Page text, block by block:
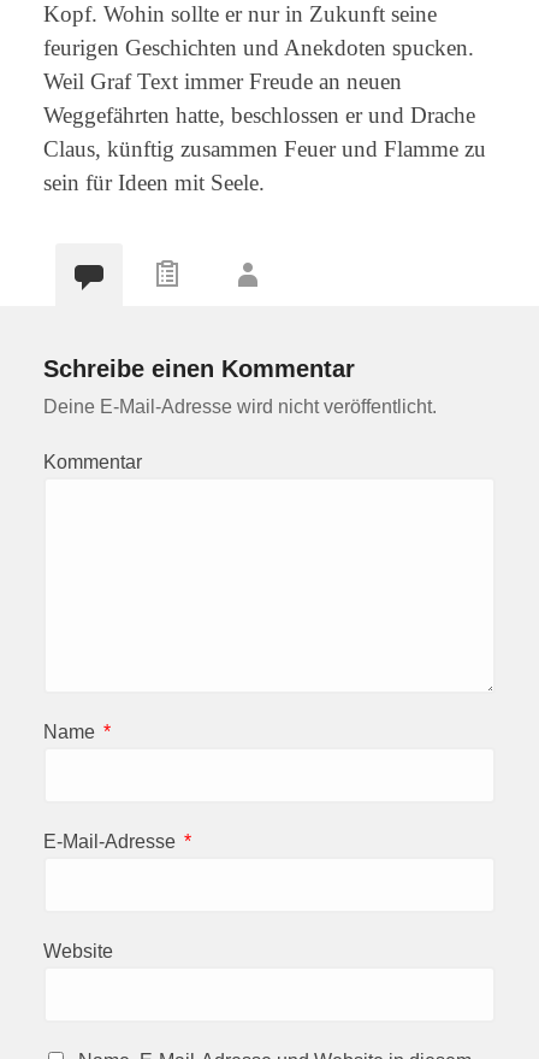
Kopf. Wohin sollte er nur in Zukunft seine
feurigen Geschichten und Anekdoten spucken.
Weil Graf Text immer Freude an neuen
Weggefährten hatte, beschlossen er und Drache
Claus, künftig zusammen Feuer und Flamme zu
sein für Ideen mit Seele.
Schreibe einen Kommentar
Deine E-Mail-Adresse wird nicht veröffentlicht.
Kommentar
Name *
E-Mail-Adresse *
Website